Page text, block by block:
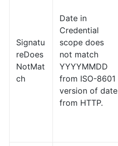
Signatu
reDoes
NotMat
ch
Date in
Credential
scope does
not match
YYYYMMDD
from ISO-8601
version of date
from HTTP.